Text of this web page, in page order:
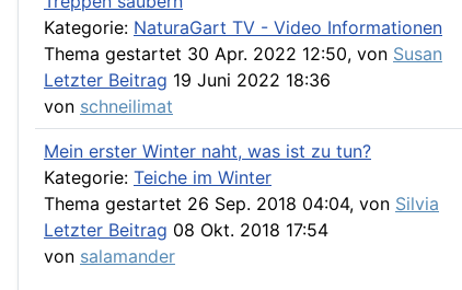
Kategorie: NaturaGart TV - Video Informationen
Thema gestartet 30 Apr. 2022 12:50, von Susan
Letzter Beitrag 19 Juni 2022 18:36
von schneilimat
Mein erster Winter naht, was ist zu tun?
Kategorie: Teiche im Winter
Thema gestartet 26 Sep. 2018 04:04, von Silvia
Letzter Beitrag 08 Okt. 2018 17:54
von salamander